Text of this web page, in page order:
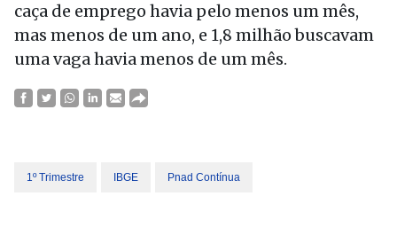
caça de emprego havia pelo menos um mês,
mas menos de um ano, e 1,8 milhão buscavam
uma vaga havia menos de um mês.
1º Trimestre IBGE Pnad Contínua